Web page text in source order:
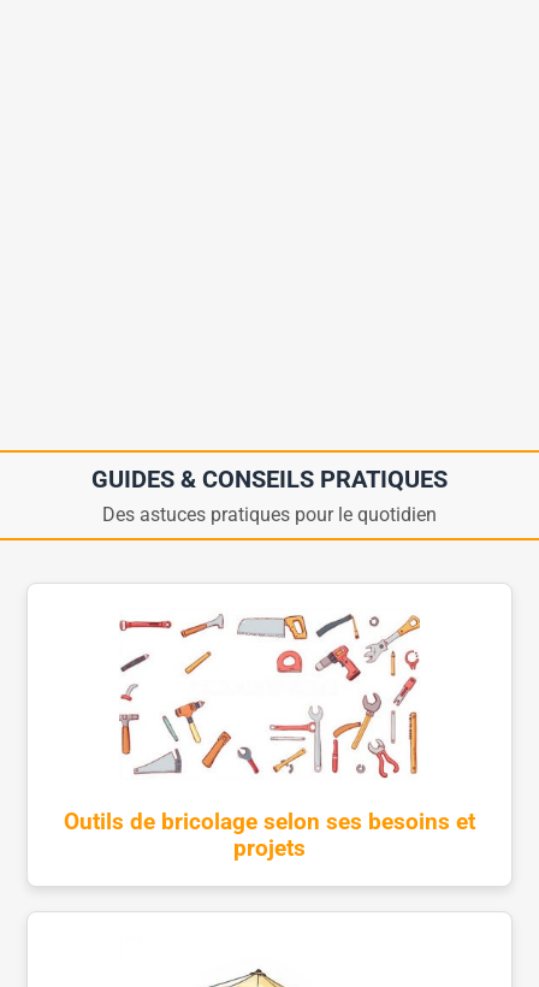
GUIDES & CONSEILS PRATIQUES
Des astuces pratiques pour le quotidien
Outils de bricolage selon ses besoins et
projets